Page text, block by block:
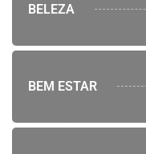
BELEZA
BEM ESTAR